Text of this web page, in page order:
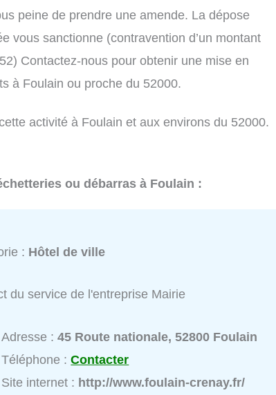
peine de prendre une amende. La dépose
vous sanctionne (contravention d’un montant
Contactez-nous pour obtenir une mise en
à Foulain ou proche du 52000.
activité à Foulain et aux environs du 52000.
ou débarras à Foulain :
: Hôtel de ville
du service de l'entreprise Mairie
Adresse :45 Route nationale, 52800 Foulain
Téléphone :Contacter
Site internet : http://www.foulain-crenay.fr/